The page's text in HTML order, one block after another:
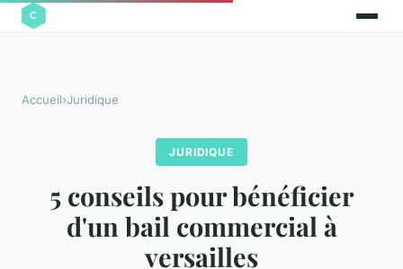
Accueil›Juridique
JURIDIQUE
5 conseils pour bénéficier
d'un bail commercial à
versailles